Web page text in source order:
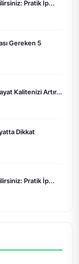
Pratik İp...
Gereken 5
Kalitenizi Artır...
Dikkat
Pratik İp...